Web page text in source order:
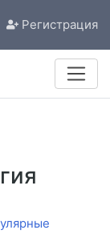
Регистрация